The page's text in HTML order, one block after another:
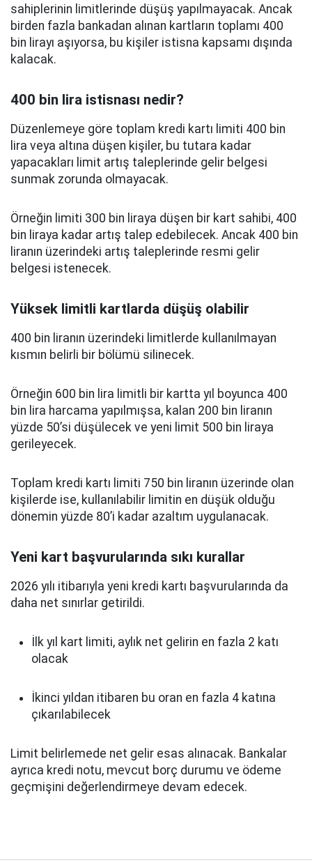
sahiplerinin limitlerinde düşüş yapılmayacak. Ancak
birden fazla bankadan alınan kartların toplamı 400
bin lirayı aşıyorsa, bu kişiler istisna kapsamı dışında
kalacak.
400 bin lira istisnası nedir?
Düzenlemeye göre toplam kredi kartı limiti 400 bin
lira veya altına düşen kişiler, bu tutara kadar
yapacakları limit artış taleplerinde gelir belgesi
sunmak zorunda olmayacak.
Örneğin limiti 300 bin liraya düşen bir kart sahibi, 400
bin liraya kadar artış talep edebilecek. Ancak 400 bin
liranın üzerindeki artış taleplerinde resmi gelir
belgesi istenecek.
Yüksek limitli kartlarda düşüş olabilir
400 bin liranın üzerindeki limitlerde kullanılmayan
kısmın belirli bir bölümü silinecek.
Örneğin 600 bin lira limitli bir kartta yıl boyunca 400
bin lira harcama yapılmışsa, kalan 200 bin liranın
yüzde 50’si düşülecek ve yeni limit 500 bin liraya
gerileyecek.
Toplam kredi kartı limiti 750 bin liranın üzerinde olan
kişilerde ise, kullanılabilir limitin en düşük olduğu
dönemin yüzde 80’i kadar azaltım uygulanacak.
Yeni kart başvurularında sıkı kurallar
2026 yılı itibarıyla yeni kredi kartı başvurularında da
daha net sınırlar getirildi.
İlk yıl kart limiti, aylık net gelirin en fazla 2 katı
olacak
İkinci yıldan itibaren bu oran en fazla 4 katına
çıkarılabilecek
Limit belirlemede net gelir esas alınacak. Bankalar
ayrıca kredi notu, mevcut borç durumu ve ödeme
geçmişini değerlendirmeye devam edecek.